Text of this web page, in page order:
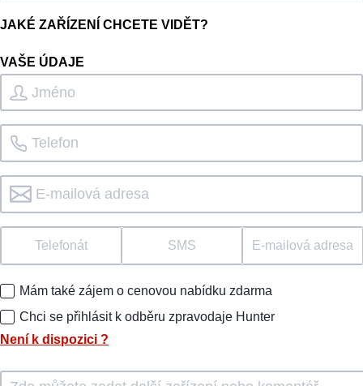
JAKÉ ZAŘÍZENÍ CHCETE VIDĚT?
VAŠE ÚDAJE
Telefonát SMS E-mailová adresa
Mám také zájem o cenovou nabídku zdarma
Chci se přihlásit k odběru zpravodaje Hunter
Není k dispozici ?